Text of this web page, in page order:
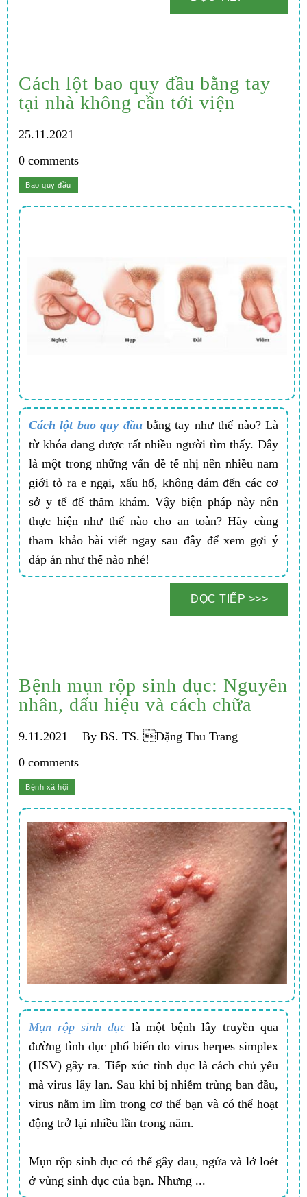
Cách lột bao quy đầu bằng tay
tại nhà không cần tới viện
25.11.2021
0 comments
Cách lột bao quy đầubằng tay như thế nào? Là
từ khóa đang được rất nhiều người tìm thấy. Đây
là một trong những vấn đề tế nhị nên nhiều nam
giới tỏ ra e ngại, xấu hổ, không dám đến các cơ
sở y tế để thăm khám. Vậy biện pháp này nên
thực hiện như thế nào cho an toàn? Hãy cùng
tham khảo bài viết ngay sau đây để xem gợi ý
đáp án như thế nào nhé!
Bệnh mụn rộp sinh dục: Nguyên
nhân, dấu hiệu và cách chữa
9.11.2021
By BS. TS. Đặng Thu Trang
0 comments
Mụn rộp sinh dụclà một bệnh lây truyền qua
đường tình dục phổ biến do virus herpes simplex
(HSV) gây ra. Tiếp xúc tình dục là cách chủ yếu
mà virus lây lan. Sau khi bị nhiễm trùng ban đầu,
virus nằm im lìm trong cơ thể bạn và có thể hoạt
động trở lại nhiều lần trong năm.
Mụn rộp sinh dục có thể gây đau, ngứa và lở loét
ở vùng sinh dục của bạn. Nhưng ...